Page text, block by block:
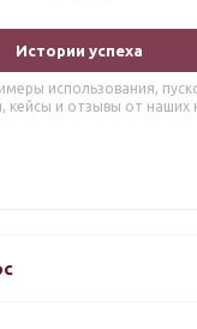
Истории успеха
использования,
кейсы и отзывы от наших